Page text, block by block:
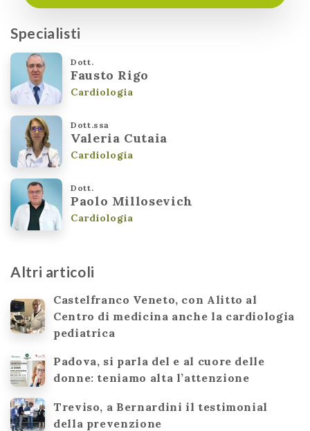
Specialisti
Dott.
Fausto Rigo
Cardiologia
Dott.ssa
Valeria Cutaia
Cardiologia
Dott.
Paolo Millosevich
Cardiologia
Altri articoli
Castelfranco Veneto, con Alitto al
Centro di medicina anche la cardiologia
pediatrica
Padova, si parla del e al cuore delle
donne: teniamo alta l’attenzione
Treviso, a Bernardini il testimonial
della prevenzione